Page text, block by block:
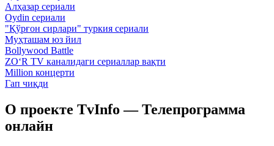
Алҳазар сериали
Oydin сериали
"Қўрғон сирлари" туркия сериали
Муҳташам юз йил
Bollywood Battle
ZO‘R TV каналидаги сериаллар вақти
Million концерти
Гап чиқди
О проекте TvInfo — Телепрограмма
онлайн